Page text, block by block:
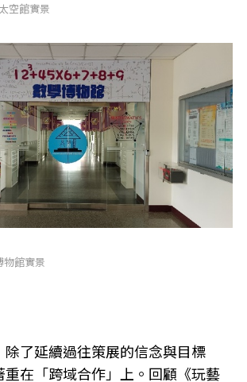
空館實景
物館實景
除了延續過往策展的信念與目標
重在「跨域合作」上。回顧《玩藝